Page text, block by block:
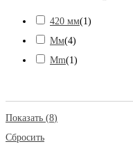
420 мм(1)
Мм(4)
Mm(1)
Показать (8)
Сбросить